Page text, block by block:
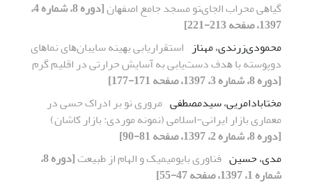
ﮔﯿﺎﻫﯽ ﻣﺤﺮاب اﻟﺠﺎیﺘﻮ ﻣﺴﺠﺪ ﺟﺎﻣﻊ اﺻﻔﻬﺎن
[دوره 8، شماره 4،
1397، صفحه 213-221]
محمودی‌زرندی، مهناز اﺳﺘﻘﺮاریاﺑﯽ ﺑﻬﯿﻨﻪ ﺳﺎیبانﻫﺎی ﻧﻤﺎﻫﺎی
دوﭘﻮﺳﺘﻪ ﺑﺎ ﻫﺪف دﺳﺖیاﺑﯽ ﺑﻪ آﺳﺎیش ﺣﺮارﺗﯽ در اﻗﻠﯿﻢ ﮔﺮم
[دوره 8، شماره 3، 1397، صفحه 171-177]
مختابادامریی، سیدمصطفی مروری نو بر ادراک حسی در
معماری بازار ایرانی-اسلامی (نمونه موردی: بازار کاشان)
[دوره 8، شماره 2، 1397، صفحه 81-90]
مدی، حسین فناوری بایومیمیک و الهام از طبیعت
[دوره 8،
شماره 1، 1397، صفحه 47-55]